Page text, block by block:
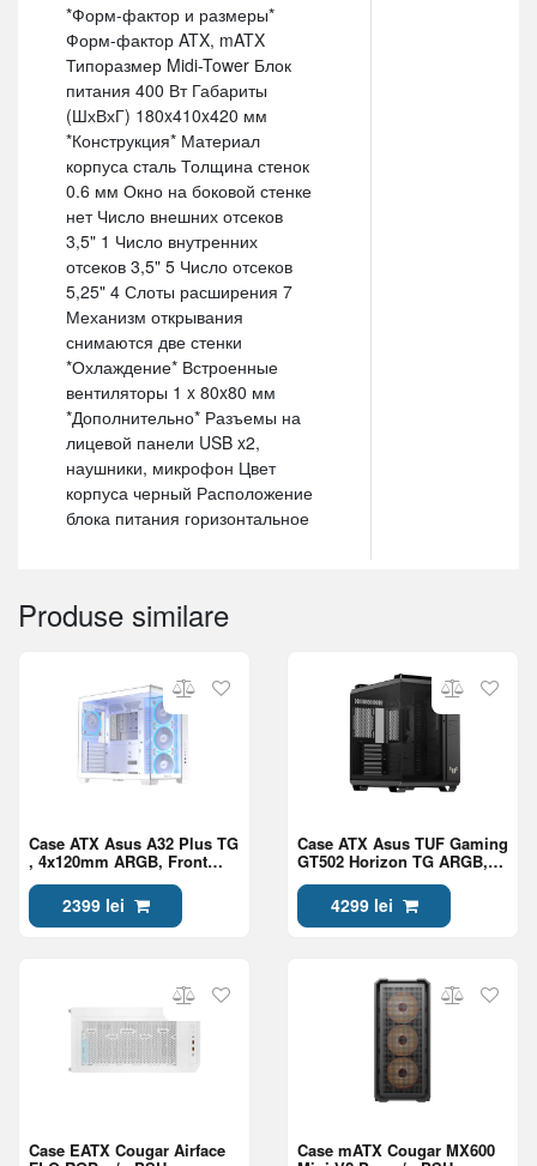
*Форм-фактор и размеры*
Форм-фактор ATX, mATX
Типоразмер Midi-Tower Блок
питания 400 Вт Габариты
(ШхВхГ) 180x410x420 мм
*Конструкция* Материал
корпуса сталь Толщина стенок
0.6 мм Окно на боковой стенке
нет Число внешних отсеков
3,5" 1 Число внутренних
отсеков 3,5" 5 Число отсеков
5,25" 4 Слоты расширения 7
Механизм открывания
снимаются две стенки
*Охлаждение* Встроенные
вентиляторы 1 x 80x80 мм
*Дополнительно* Разъемы на
лицевой панели USB x2,
наушники, микрофон Цвет
корпуса черный Расположение
блока питания горизонтальное
Produse similare
Case ATX Asus A32 Plus TG
, 4x120mm ARGB, Front
Mesh, Tempered Glass,
Headset hook, 2xUSBx3.0,
1xUSB 3.2, 1xType-C, White
2399 lei
Case ATX Asus TUF Gaming
GT502 Horizon TG ARGB,
3x120mm & 1x120mm,
Tempered Glass, 2xUSB 3.2,
2xUSB 2x2, 1xUSB-C,
4x3.5"/2.5", Black
4299 lei
Case EATX Cougar Airface Case mATX Cougar MX600